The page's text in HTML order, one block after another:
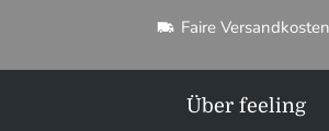
Faire Versandkosten
Über feeling